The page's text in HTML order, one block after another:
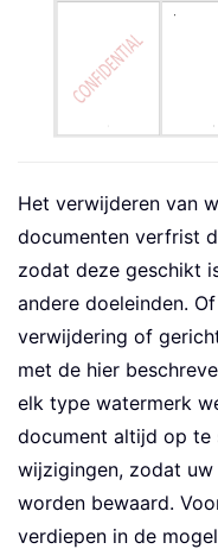
Het verwijderen van
documenten verfrist
zodat deze geschikt
andere doeleinden.
verwijdering of
met de hier
elk type watermerk
document altijd op te
wijzigingen, zodat
worden bewaard.
verdiepen in de